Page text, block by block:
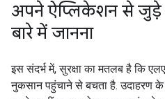
अपने ऐप्लिकेशन से जुड़े
बारे में जानना
इस संदर्भ में, सुरक्षा का मतलब है कि
नुकसान पहुंचाने से बचता है. उदाहरण के